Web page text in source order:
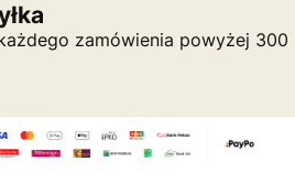
zamówienia powyżej 300